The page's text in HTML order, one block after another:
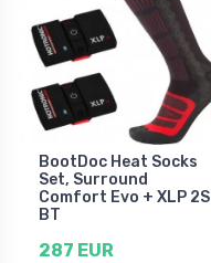
BootDoc Heat Socks
Set, Surround
Comfort Evo + XLP 2S
BT
287 EUR